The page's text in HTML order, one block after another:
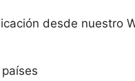
desde nuestro